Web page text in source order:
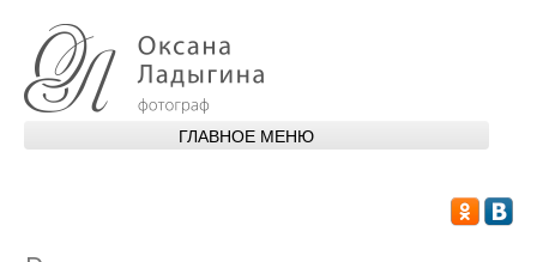
ГЛАВНОЕ МЕНЮ